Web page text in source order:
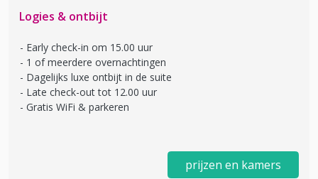
Logies & ontbijt
Early check-in om 15.00 uur
1 of meerdere overnachtingen
Dagelijks luxe ontbijt in de suite
Late check-out tot 12.00 uur
Gratis WiFi & parkeren
prijzen en kamers